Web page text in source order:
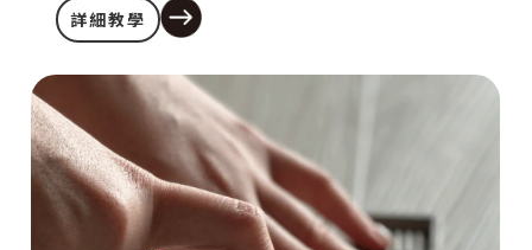
詳細教學